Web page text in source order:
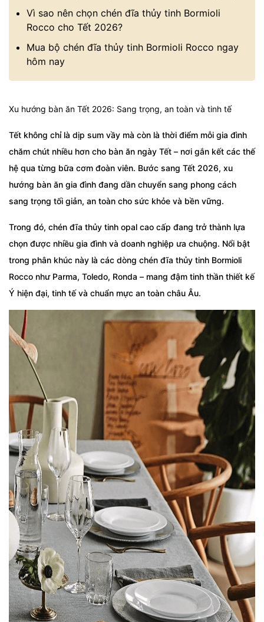
Vì sao nên chọn chén đĩa thủy tinh Bormioli
Rocco cho Tết 2026?
Mua bộ chén đĩa thủy tinh Bormioli Rocco ngay
hôm nay
Xu hướng bàn ăn Tết 2026: Sang trọng, an toàn và tinh tế
Tết không chỉ là dịp sum vầy mà còn là thời điểm mỗi gia đình
chăm chút nhiều hơn cho bàn ăn ngày Tết – nơi gắn kết các thế
hệ qua từng bữa cơm đoàn viên. Bước sang Tết 2026, xu
hướng bàn ăn gia đình đang dần chuyển sang phong cách
sang trọng tối giản, an toàn cho sức khỏe và bền vững.
Trong đó, chén đĩa thủy tinh opal cao cấp đang trở thành lựa
chọn được nhiều gia đình và doanh nghiệp ưa chuộng. Nổi bật
trong phân khúc này là các dòng chén đĩa thủy tinh Bormioli
Rocco như Parma, Toledo, Ronda – mang đậm tinh thần thiết kế
Ý hiện đại, tinh tế và chuẩn mực an toàn châu Âu.